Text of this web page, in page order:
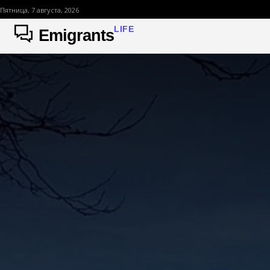
Пятница, 7 августа, 2026
EmigrantsLIFE